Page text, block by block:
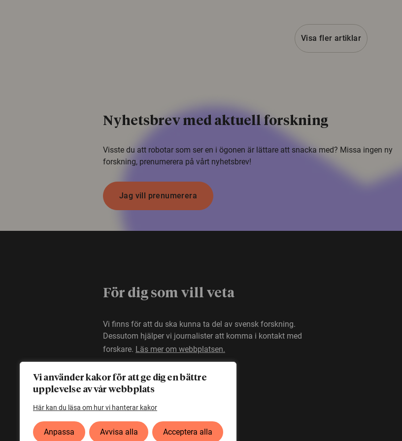
Vi använder kakor för att ge dig en bättre
upplevelse av vår webbplats
Här kan du läsa om hur vi hanterar kakor
Anpassa Avvisa alla Acceptera alla
Visa fler artiklar
Nyhetsbrev med aktuell forskning
Visste du att robotar som ser en i ögonen är lättare att snacka med? Missa ingen ny
forskning, prenumerera på vårt nyhetsbrev!
Jag vill prenumerera
För dig som vill veta
Vi finns för att du ska kunna ta del av svensk forskning.
Dessutom hjälper vi journalister att komma i kontakt med
forskare. Läs mer om webbplatsen.